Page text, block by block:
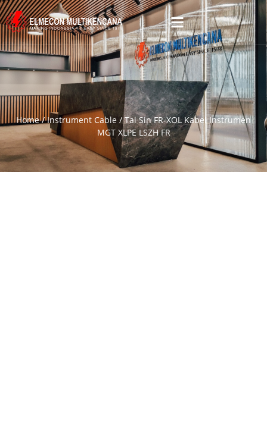
Home/Instrument Cable/ Tai Sin FR-XOL Kabel Instrumen
MGT XLPE LSZH FR